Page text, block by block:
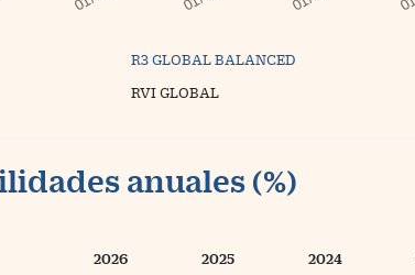
R3 GLOBAL BALANCED
RVI GLOBAL
anuales (%)
2026 2025 2024